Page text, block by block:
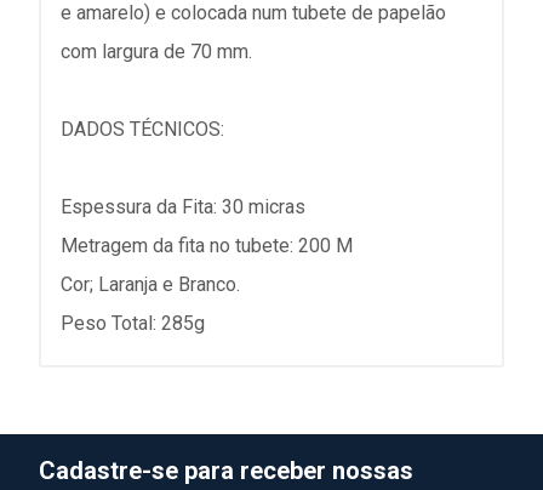
e amarelo) e colocada num tubete de papelão
com largura de 70 mm.
DADOS TÉCNICOS:
Espessura da Fita: 30 micras
Metragem da fita no tubete: 200 M
Cor; Laranja e Branco.
Peso Total: 285g
Cadastre-se para receber nossas